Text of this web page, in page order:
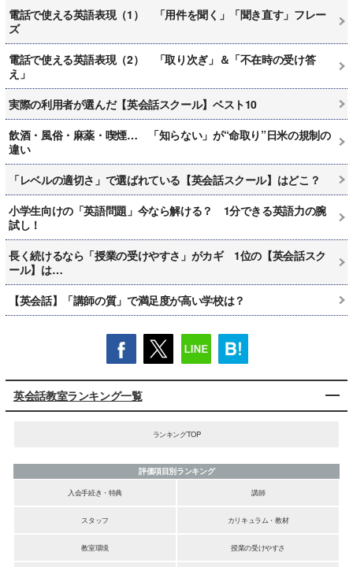
電話で使える英語表現（1） 「用件を聞く」「聞き直す」フレー
ズ
電話で使える英語表現（2） 「取り次ぎ」＆「不在時の受け答
え」
実際の利用者が選んだ【英会話スクール】ベスト10
飲酒・風俗・麻薬・喫煙… 「知らない」が“命取り”日米の規制の
違い
「レベルの適切さ」で選ばれている【英会話スクール】はどこ？
小学生向けの「英語問題」今なら解ける？ 1分できる英語力の腕
試し！
長く続けるなら「授業の受けやすさ」がカギ 1位の【英会話スク
ール】は…
【英会話】「講師の質」で満足度が高い学校は？
英会話教室ランキング一覧
ランキングTOP
評価項目別ランキング
入会手続き・特典
講師
スタッフ カリキュラム・教材
教室環境 授業の受けやすさ